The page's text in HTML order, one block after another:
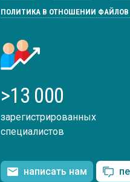
ПОЛИТИКА В ОТНОШЕНИИ ФАЙЛОВ
>13 000
зарегистрированных
специалистов
написать нам